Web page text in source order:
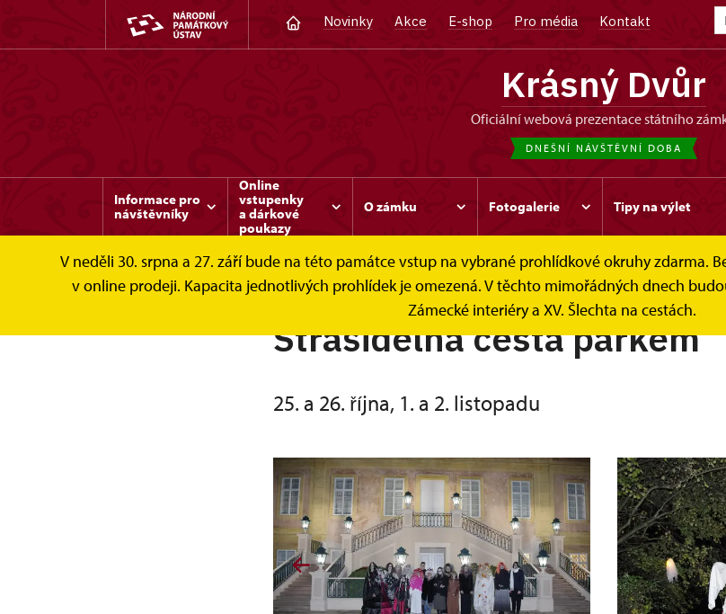
Novinky Akce E-shop Pro média Kontakt
Krásný Dvůr
oficiální webová prezentace státního
DNEŠNÍ NÁVŠTĚVNÍ DOBA
Informace pro
návštěvníky
Online
vstupenky
a dárkové
poukazy
O zámku Fotogalerie Tipy na výlet
V neděli 30. srpna a 27. září bude na této památce vstup na vybrané prohlídkové okruhy zdarma.
v online prodeji. Kapacita jednotlivých prohlídek je omezená. V těchto mimořádných dnech
Zámecké interiéry a XV. Šlechta na cestách.
Strašidelná cesta parkem
25. a 26. října, 1. a 2. listopadu